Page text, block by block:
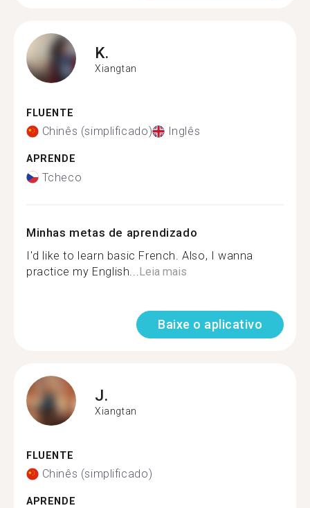
K.
Xiangtan
FLUENTE
Chinês (simplificado) Inglês
APRENDE
Tcheco
Minhas metas de aprendizado
I'd like to learn basic French. Also, I wanna
practice my English... Leia mais
Baixe o aplicativo
J.
Xiangtan
FLUENTE
Chinês (simplificado)
APRENDE